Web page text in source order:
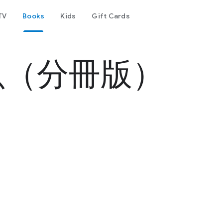
Books Kids Gift Cards
分冊版）